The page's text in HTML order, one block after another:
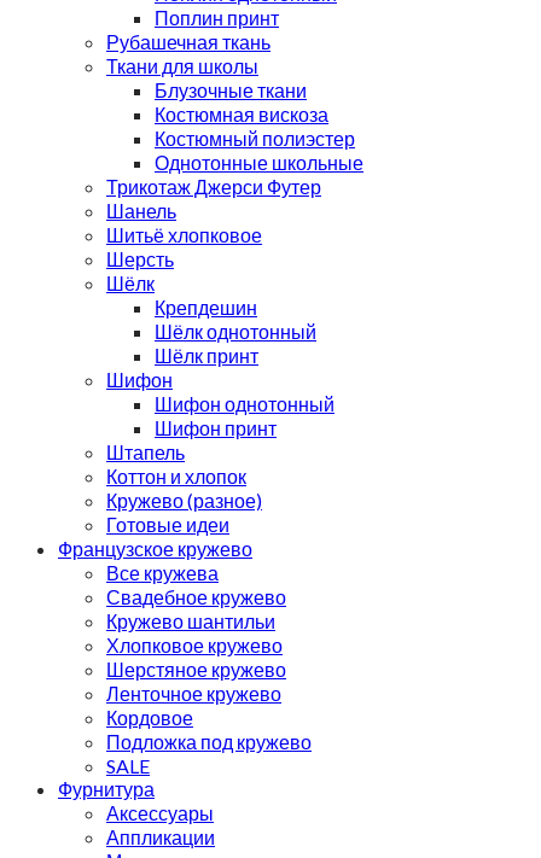
Поплин принт
Рубашечная ткань
Ткани для школы
Блузочные ткани
Костюмная вискоза
Костюмный полиэстер
Однотонные школьные
Трикотаж Джерси Футер
Шанель
Шитьё хлопковое
Шерсть
Шёлк
Крепдешин
Шёлк однотонный
Шёлк принт
Шифон
Шифон однотонный
Шифон принт
Штапель
Коттон и хлопок
Кружево (разное)
Готовые идеи
Французское кружево
Все кружева
Свадебное кружево
Кружево шантильи
Хлопковое кружево
Шерстяное кружево
Ленточное кружево
Кордовое
Подложка под кружево
SALE
Фурнитура
Аксессуары
Аппликации